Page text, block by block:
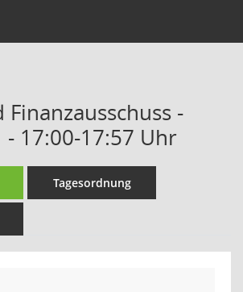
-
- 17:00-17:57 Uhr
Tagesordnung